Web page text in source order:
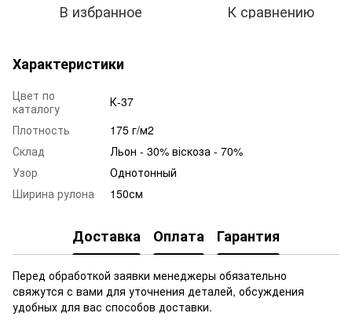
В избранное К сравнению
Характеристики
Цвет по
каталогу
К-37
Плотность
175 г/м2
Склад
Льон - 30% віскоза - 70%
Узор
Однотонный
Ширина рулона
150см
Доставка Оплата Гарантия
Перед обработкой заявки менеджеры обязательно
свяжутся с вами для уточнения деталей, обсуждения
удобных для вас способов доставки.